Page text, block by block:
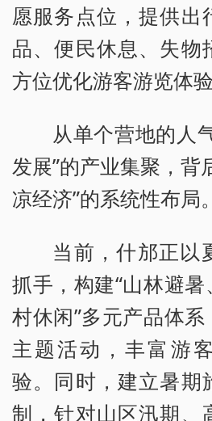
愿服务点位，提供出
品、便民休息、失物
方位优化游客游览体验
从单个营地的人
发展”的产业集聚，背
凉经济”的系统性布局。
当前，什邡正以
抓手，构建“山林避
村休闲”多元产品体
主题活动，丰富游
验。同时，建立暑期
制，针对山区汛期、